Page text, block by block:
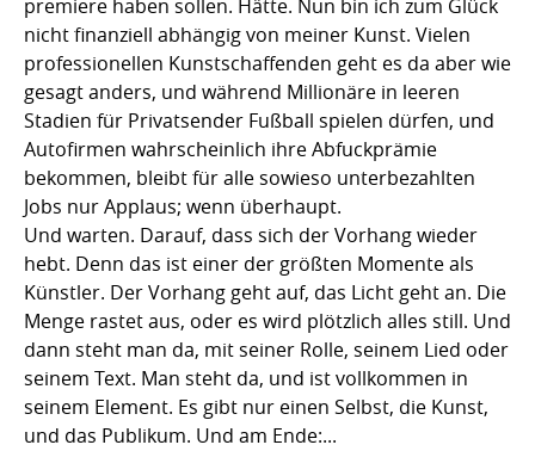
premiere haben sollen. Hätte. Nun bin ich zum Glück
nicht finanziell abhängig von meiner Kunst. Vielen
professionellen Kunstschaffenden geht es da aber wie
gesagt anders, und während Millionäre in leeren
Stadien für Privatsender Fußball spielen dürfen, und
Autofirmen wahrscheinlich ihre Abfuckprämie
bekommen, bleibt für alle sowieso unterbezahlten
Jobs nur Applaus; wenn überhaupt.
Und warten. Darauf, dass sich der Vorhang wieder
hebt. Denn das ist einer der größten Momente als
Künstler. Der Vorhang geht auf, das Licht geht an. Die
Menge rastet aus, oder es wird plötzlich alles still. Und
dann steht man da, mit seiner Rolle, seinem Lied oder
seinem Text. Man steht da, und ist vollkommen in
seinem Element. Es gibt nur einen Selbst, die Kunst,
und das Publikum. Und am Ende:...